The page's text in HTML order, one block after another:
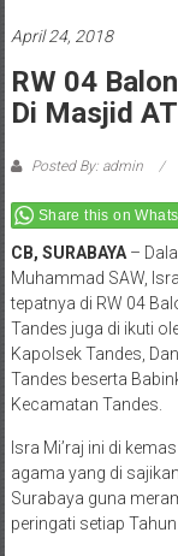
April 24, 2018
RW 04
Di Masjid
Posted By: admin
Share this on
CB, SURABAYA–
Muhammad SAW,
tepatnya di RW 04
Tandes juga di ikuti
Kapolsek Tandes,
Tandes beserta
Kecamatan Tandes.
Isra Mi’raj ini di
agama yang di
Surabaya guna
peringati setiap